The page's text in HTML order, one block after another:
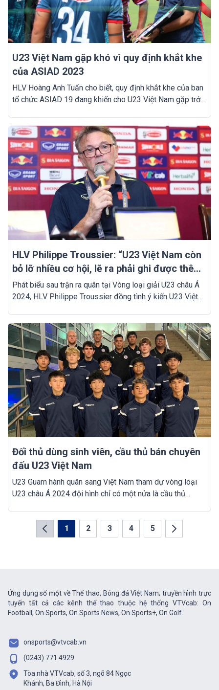
U23 Việt Nam gặp khó vì quy định khắt khe
của ASIAD 2023
HLV Hoàng Anh Tuấn cho biết, quy định khắt khe của ban
tổ chức ASIAD 19 đang khiến cho U23 Việt Nam gặp trở
HLV Philippe Troussier: “U23 Việt Nam còn
bỏ lỡ nhiều cơ hội, lẽ ra phải ghi được thêm
3-4 bàn”
Phát biểu sau trận ra quân tại Vòng loại giải U23 châu Á
2024, HLV Philippe Troussier đồng tình ý kiến U23 Việt
Pháp vẫn hài lòng với những gì mà học trò thể hiện.
Đối thủ dùng sinh viên, cầu thủ bán chuyên
đấu U23 Việt Nam
U23 Guam hành quân sang Việt Nam tham dự vòng loại
U23 châu Á 2024 đội hình chỉ có một nửa là cầu thủ
1
2 3 4 5
Ứng dụng số một về Thể thao, Bóng đá Việt Nam; truyền hình trực
tuyến tất cả các kênh thể thao thuộc hệ thống VTVcab: On
Football, On Sports, On Sports News, On Sports+, On Golf.
onsports@vtvcab.vn
(0243) 771 4929
Tòa nhà VTVcab, số 3, ngõ 84 Ngọc
Khánh, Ba Đình, Hà Nội